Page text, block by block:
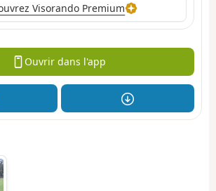
Visorando Premium
Ouvrir dans l'app